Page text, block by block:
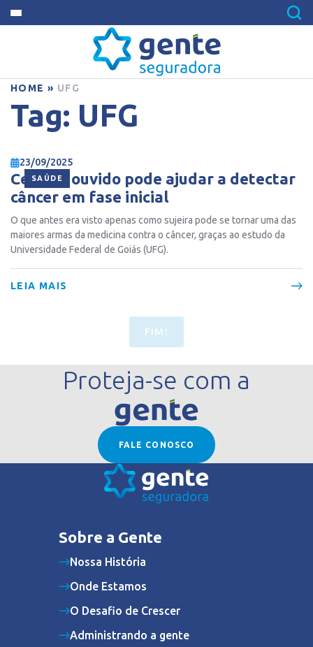
HOME » UFG
Tag: UFG
SAÚDE
23/09/2025
Cera do ouvido pode ajudar a detectar
câncer em fase inicial
O que antes era visto apenas como sujeira pode se tornar uma das
maiores armas da medicina contra o câncer, graças ao estudo da
Universidade Federal de Goiás (UFG).
LEIA MAIS
FIM!
Proteja-se com a
FALE CONOSCO
Sobre a Gente
Nossa História
Onde Estamos
O Desafio de Crescer
Administrando a gente